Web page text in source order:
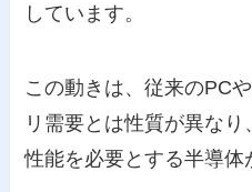
しています。
この動きは、従来のPC
リ需要とは性質が異な
性能を必要とする半導体